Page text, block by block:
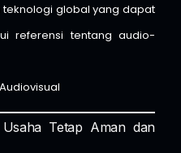
global yang dapat
referensi tentang audio-
Tetap Aman dan